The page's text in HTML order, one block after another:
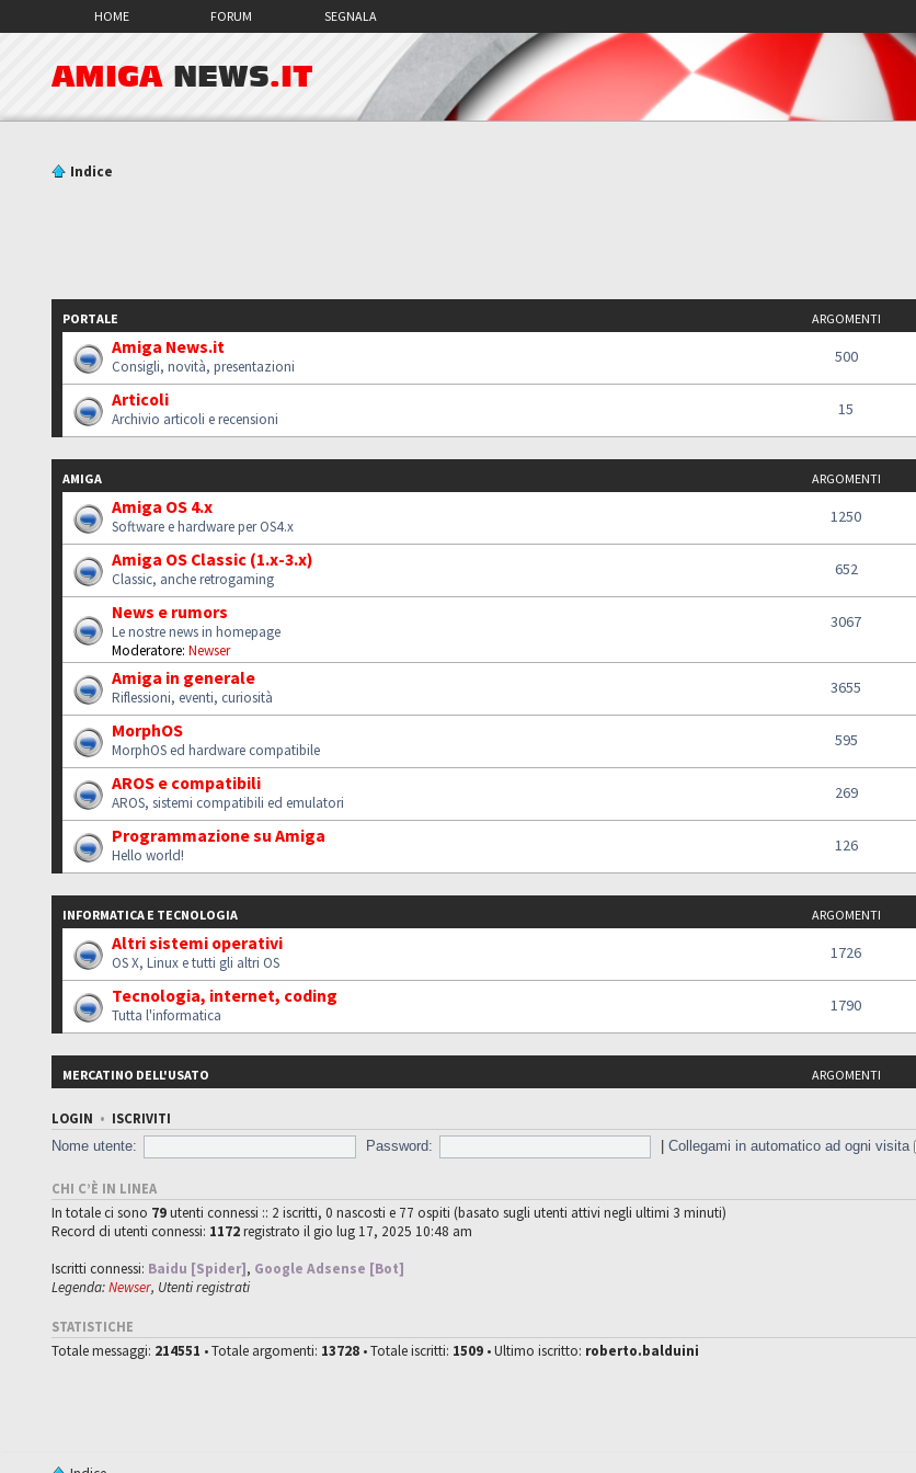
HOME FORUM SEGNALA
AMIGA NEWS.IT
Indice
PORTALE ARGOMENTI
Amiga News.it
Consigli, novità, presentazioni
500
Articoli
Archivio articoli e recensioni
15
AMIGA ARGOMENTI
Amiga OS 4.x
Software e hardware per OS4.x
1250
Amiga OS Classic (1.x-3.x)
Classic, anche retrogaming
652
News e rumors
Le nostre news in homepage
Moderatore: Newser
3067
Amiga in generale
Riflessioni, eventi, curiosità
3655
MorphOS
MorphOS ed hardware compatibile
595
AROS e compatibili
AROS, sistemi compatibili ed emulatori
269
Programmazione su Amiga
Hello world!
126
INFORMATICA E TECNOLOGIA ARGOMENTI
Altri sistemi operativi
OS X, Linux e tutti gli altri OS
1726
Tecnologia, internet, coding
Tutta l'informatica
1790
MERCATINO DELL'USATO ARGOMENTI
LOGIN • ISCRIVITI
Nome utente:
Password: |Collegami in automatico ad ogni visita
CHI C’È IN LINEA
In totale ci sono 79utenti connessi :: 2 iscritti, 0 nascosti e 77 ospiti (basato sugli utenti attivi negli ultimi 3 minuti)
Record di utenti connessi: 1172registrato il gio lug 17, 2025 10:48 am
Iscritti connessi: Baidu [Spider], Google Adsense [Bot]
Legenda:Newser, Utenti registrati
STATISTICHE
Totale messaggi: 214551 • Totale argomenti: 13728 • Totale iscritti: 1509 • Ultimo iscritto: roberto.balduini